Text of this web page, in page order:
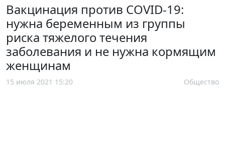
Вакцинация против COVID-19:
нужна беременным из группы
риска тяжелого течения
заболевания и не нужна кормящим
женщинам
15 июля 2021 15:20 Общество